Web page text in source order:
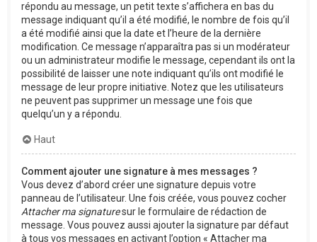
répondu au message, un petit texte s’affichera en bas du
message indiquant qu’il a été modifié, le nombre de fois qu’il
a été modifié ainsi que la date et l’heure de la dernière
modification. Ce message n’apparaîtra pas si un modérateur
ou un administrateur modifie le message, cependant ils ont la
possibilité de laisser une note indiquant qu’ils ont modifié le
message de leur propre initiative. Notez que les utilisateurs
ne peuvent pas supprimer un message une fois que
quelqu’un y a répondu.
Haut
Comment ajouter une signature à mes messages ?
Vous devez d’abord créer une signature depuis votre
panneau de l’utilisateur. Une fois créée, vous pouvez cocher
Attacher ma signaturesur le formulaire de rédaction de
message. Vous pouvez aussi ajouter la signature par défaut
à tous vos messages en activant l’option « Attacher ma